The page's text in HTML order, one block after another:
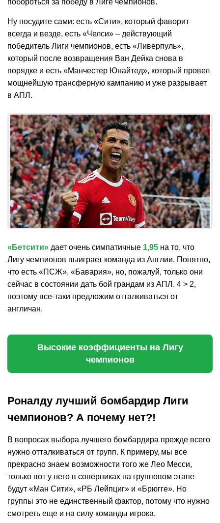
побороться за победу в Лиге чемпионов.
Ну посудите сами: есть «Сити», который фаворит
всегда и везде, есть «Челси» – действующий
победитель Лиги чемпионов, есть «Ливерпуль»,
который после возвращения Ван Дейка снова в
порядке и есть «Манчестер Юнайтед», который провел
мощнейшую трансферную кампанию и уже разрывает
в АПЛ.
«Бетсити» дает очень симпатичные 1,95 на то, что
Лигу чемпионов выиграет команда из Англии. Понятно,
что есть «ПСЖ», «Бавария», но, пожалуй, только они
сейчас в состоянии дать бой грандам из АПЛ. 4 > 2,
поэтому все-таки предложим отталкиваться от
англичан.
Высокие коэффициенты на Лигу
чемпионов
Роналду лучший бомбардир Лиги
чемпионов? А почему нет?!
В вопросах выбора лучшего бомбардира прежде всего
нужно отталкиваться от групп. К примеру, мы все
прекрасно знаем возможности того же Лео Месси,
только вот у него в соперниках на групповом этапе
будут «Ман Сити», «РБ Лейпциг» и «Брюгге». Но
группы это не единственный фактор, потому что нужно
смотреть еще и на силу команды игрока.